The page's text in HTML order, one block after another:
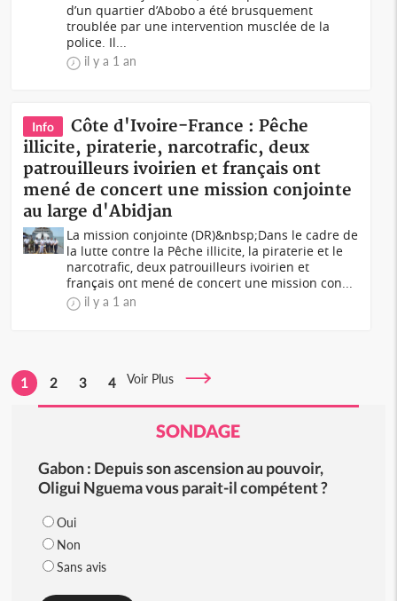
d’un quartier d’Abobo a été brusquement
troublée par une intervention musclée de la
police. Il...
il y a 1 an
Info
Côte d'Ivoire-France : Pêche
illicite, piraterie, narcotrafic, deux
patrouilleurs ivoirien et français ont
mené de concert une mission conjointe
au large d'Abidjan
La mission conjointe (DR)&nbsp;Dans le cadre de
la lutte contre la Pêche illicite, la piraterie et le
narcotrafic, deux patrouilleurs ivoirien et
français ont mené de concert une mission con...
il y a 1 an
1 2 3 4 Voir Plus
SONDAGE
Gabon : Depuis son ascension au pouvoir,
Oligui Nguema vous parait-il compétent ?
Oui
Non
Sans avis